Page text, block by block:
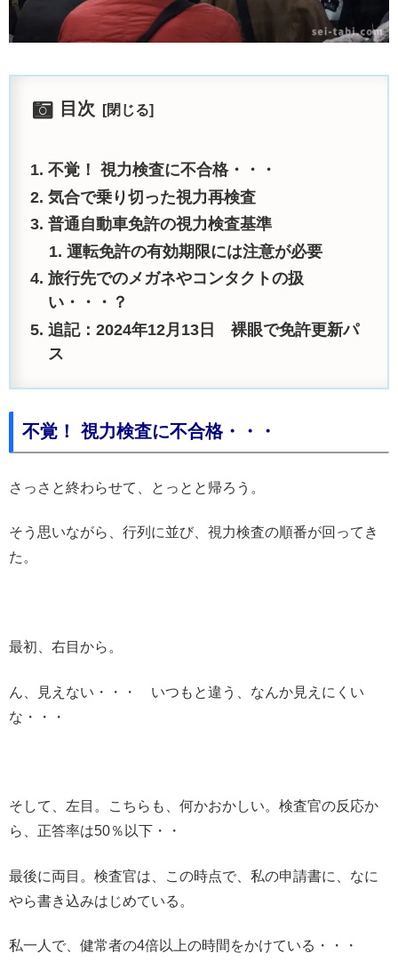
目次
不覚！ 視力検査に不合格・・・
気合で乗り切った視力再検査
普通自動車免許の視力検査基準
運転免許の有効期限には注意が必要
旅行先でのメガネやコンタクトの扱
い・・・？
追記：2024年12月13日 裸眼で免許更新パ
ス
不覚！ 視力検査に不合格・・・
さっさと終わらせて、とっとと帰ろう。
そう思いながら、行列に並び、視力検査の順番が回ってき
た。
最初、右目から。
ん、見えない・・・ いつもと違う、なんか見えにくい
な・・・
そして、左目。こちらも、何かおかしい。検査官の反応か
ら、正答率は50％以下・・
最後に両目。検査官は、この時点で、私の申請書に、なに
やら書き込みはじめている。
私一人で、健常者の4倍以上の時間をかけている・・・